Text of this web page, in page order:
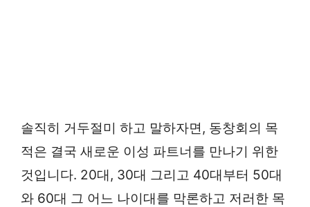
솔직히 거두절미 하고 말하자면, 동창회의 목
적은 결국 새로운 이성 파트너를 만나기 위한
것입니다. 20대, 30대 그리고 40대부터 50대
와 60대 그 어느 나이대를 막론하고 저러한 목